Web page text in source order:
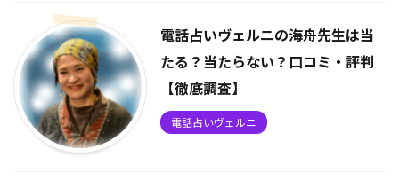
電話占いヴェルニの海舟先生は当
たる？当たらない？口コミ・評判
【徹底調査】
電話占いヴェルニ